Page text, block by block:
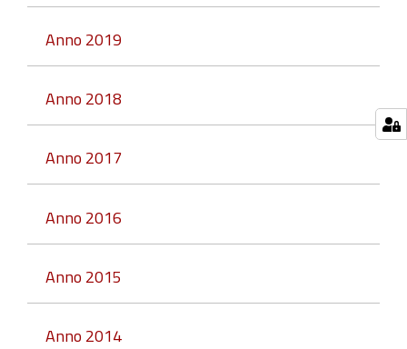
Anno 2019
Anno 2018
Anno 2017
Anno 2016
Anno 2015
Anno 2014